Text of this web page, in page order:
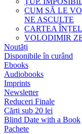
CUM SĂ LE
NE ASCULTE
CARTEA
VOLODIMIR
Noutăți
Disponibile în curând
Ebooks
Audiobooks
Imprints
Newsletter
Reduceri Finale
Cărți sub 20 lei
Blind Date with a Book
Pachete